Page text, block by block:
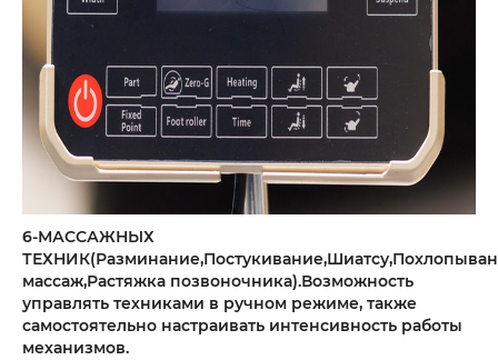
6-МАССАЖНЫХ
массаж,Растяжка позвоночника).Возможность
управлять техниками в ручном режиме, также
самостоятельно настраивать интенсивность работы
механизмов.